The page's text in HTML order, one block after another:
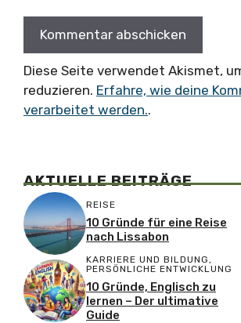
Diese Seite verwendet Akismet,
reduzieren. Erfahre, wie deine
verarbeitet werden..
AKTUELLE BEITRÄGE
REISE
10 Gründe für eine Reise
nach Lissabon
KARRIERE UND BILDUNG,
PERSÖNLICHE ENTWICKLUNG
10 Gründe, Englisch zu
lernen – Der ultimative
Guide